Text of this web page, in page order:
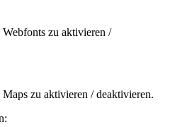
zu aktivieren /
zu aktivieren / deaktivieren.